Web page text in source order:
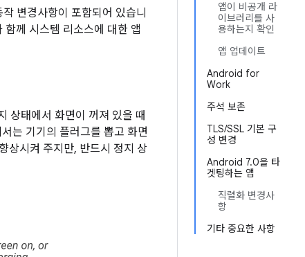
앱이 비공개 라
이브러리를 사
용하는지 확인
앱 업데이트
Android for
Work
주석 보존
TLS/SSL 기본 구
성 변경
Android 7.0을 타
겟팅하는 앱
직렬화 변경사
항
기타 중요한 사항
변경사항이 포함되어 있습니
께 시스템 리소스에 대한 앱
상태에서 화면이 꺼져 있을 때
는 기기의 플러그를 뽑고 화면
상시켜 주지만, 반드시 정지 상